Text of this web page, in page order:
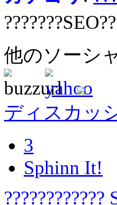
他のソーシ
ディスカッ
3
Sphinn It!